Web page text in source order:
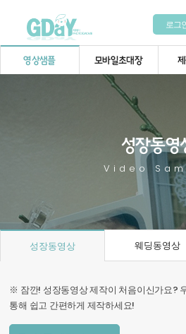
로그
영상샘플 모바일초대장
성장동영
Video
성장동영상 웨딩동영상
※ 잠깐! 성장동영상 제작이 처음이신가요?
통해 쉽고 간편하게 제작하세요!